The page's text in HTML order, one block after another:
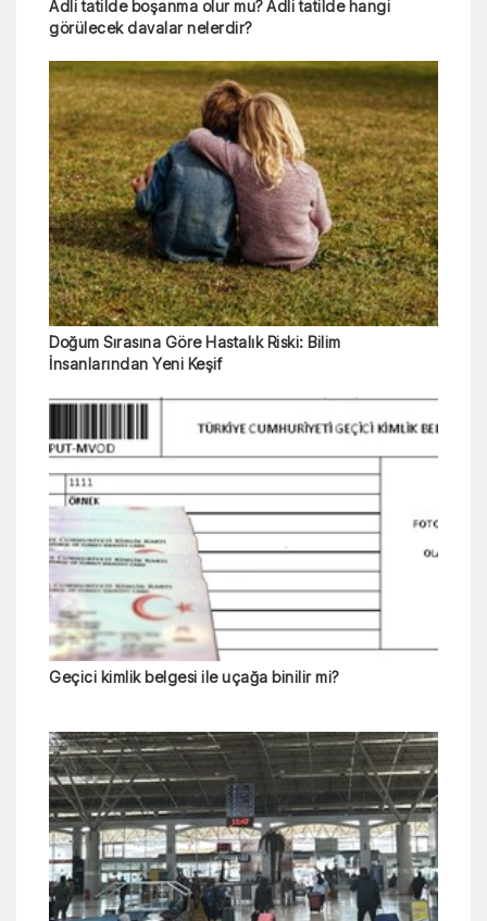
Adli tatilde boşanma olur mu? Adli tatilde hangi
görülecek davalar nelerdir?
Doğum Sırasına Göre Hastalık Riski: Bilim
İnsanlarından Yeni Keşif
Geçici kimlik belgesi ile uçağa binilir mi?